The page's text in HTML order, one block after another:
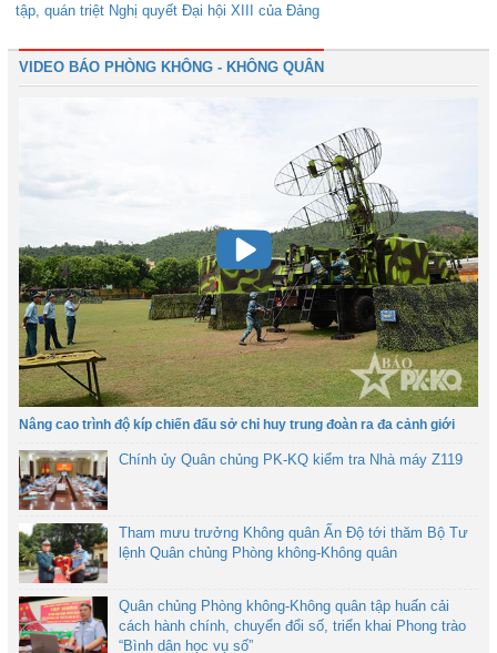
tập, quán triệt Nghị quyết Đại hội XIII của Đảng
VIDEO BÁO PHÒNG KHÔNG - KHÔNG QUÂN
Nâng cao trình độ kíp chiến đấu sở chỉ huy trung đoàn ra đa cảnh giới
Chính ủy Quân chủng PK-KQ kiểm tra Nhà máy Z119
Tham mưu trưởng Không quân Ấn Độ tới thăm Bộ Tư
lệnh Quân chủng Phòng không-Không quân
Quân chủng Phòng không-Không quân tập huấn cải
cách hành chính, chuyển đổi số, triển khai Phong trào
“Bình dân học vụ số”